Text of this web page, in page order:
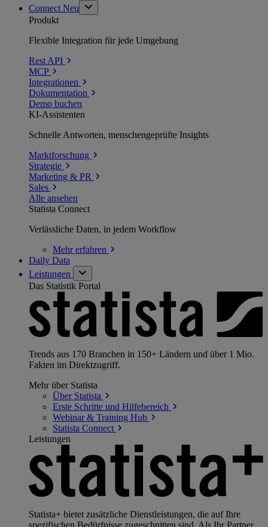
Connect Neu
Produkt
Flexible Integration für jede Umgebung
Rest API
MCP
Integrationen
Dokumentation
Demo buchen
KI-Assistenten
Schnelle Antworten, menschengeprüfte Insights
Marktforschung
Strategie
Marketing & PR
Sales
Alle ansehen
Statista Connect
Verlässliche Daten, in jedem Workflow
Mehrerfahren
Daily Data
Leistungen
Das Statistik Portal
Trends aus 170 Branchen in 150+ Ländern und über 1 Mio.
Fakten im Direktzugriff.
Mehr über Statista
Über Statista
Erste Schritte und Hilfebereich
Webinar & Training Hub
Statista Connect
Leistungen
Statista+ bietet zusätzliche Dienstleistungen, die auf Ihre
spezifischen Bedürfnisse zugeschnitten sind. Als Ihr Partner